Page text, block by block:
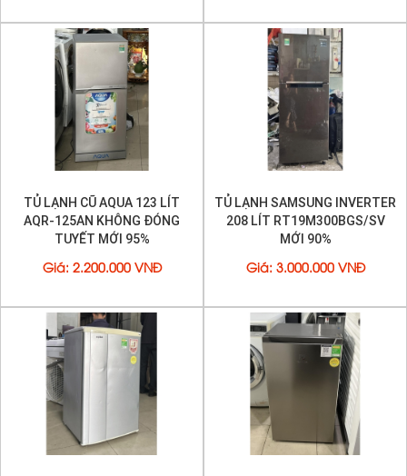
TỦ LẠNH CŨ AQUA 123 LÍT
AQR-125AN KHÔNG ĐÓNG
TUYẾT MỚI 95%
Giá : 2.200.000 VNĐ
TỦ LẠNH SAMSUNG INVERTER
208 LÍT RT19M300BGS/SV
MỚI 90%
Giá : 3.000.000 VNĐ